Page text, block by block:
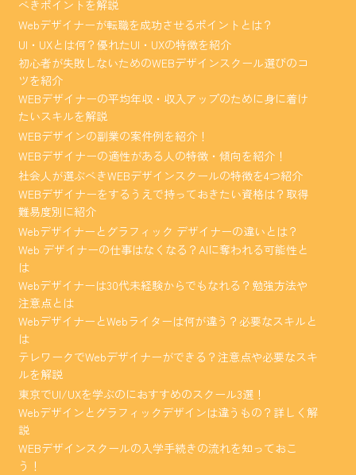
べきポイントを解説
Webデザイナーが転職を成功させるポイントとは？
UI・UXとは何？優れたUI・UXの特徴を紹介
初心者が失敗しないためのWEBデザインスクール選びのコ
ツを紹介
WEBデザイナーの平均年収・収入アップのために身に着け
たいスキルを解説
WEBデザインの副業の案件例を紹介！
WEBデザイナーの適性がある人の特徴・傾向を紹介！
社会人が選ぶべきWEBデザインスクールの特徴を4つ紹介
WEBデザイナーをするうえで持っておきたい資格は？取得
難易度別に紹介
Webデザイナーとグラフィック デザイナーの違いとは？
Web デザイナーの仕事はなくなる？AIに奪われる可能性と
は
Webデザイナーは30代未経験からでもなれる？勉強方法や
注意点とは
WebデザイナーとWebライターは何が違う？必要なスキルと
は
テレワークでWebデザイナーができる？注意点や必要なスキ
ルを解説
東京でUI/UXを学ぶのにおすすめのスクール3選！
Webデザインとグラフィックデザインは違うもの？詳しく解
説
WEBデザインスクールの入学手続きの流れを知っておこ
う！